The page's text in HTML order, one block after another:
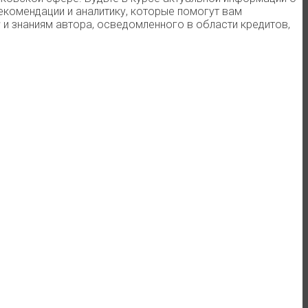
и аналитику, которые помогут вам
знаниям автора, осведомленного в области кредитов,